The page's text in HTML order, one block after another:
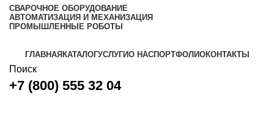
СВАРОЧНОЕ ОБОРУДОВАНИЕ
АВТОМАТИЗАЦИЯ И МЕХАНИЗАЦИЯ
ПРОМЫШЛЕННЫЕ РОБОТЫ
ГЛАВНАЯ КАТАЛОГУСЛУГИО НАСПОРТФОЛИОКОНТАКТЫ
Поиск
+7 (800) 555 32 04